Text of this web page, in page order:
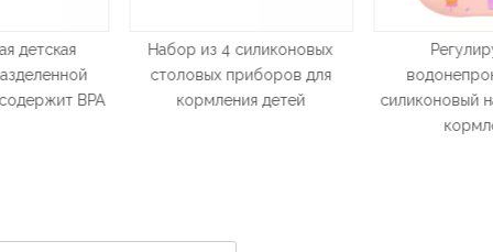
силиконовых
для
детей
Регулируемый
водонепроницаемый
силиконовый нагрудник для